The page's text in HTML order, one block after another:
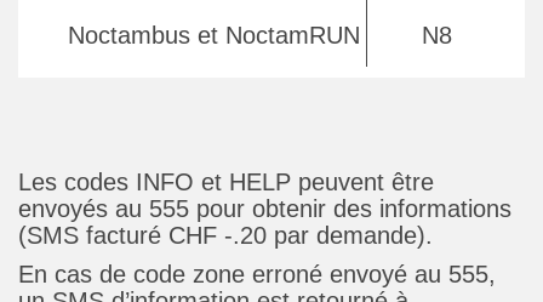
Noctambus et NoctamRUN
N8
Les codes INFO et HELP peuvent être
envoyés au 555 pour obtenir des informations
(SMS facturé CHF -.20 par demande).
En cas de code zone erroné envoyé au 555,